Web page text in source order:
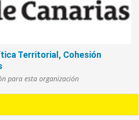
Territorial, Cohesión
para esta organización